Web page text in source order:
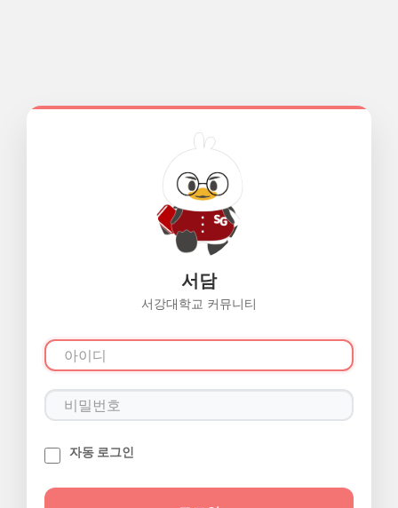
서담
서강대학교 커뮤니티
자동 로그인